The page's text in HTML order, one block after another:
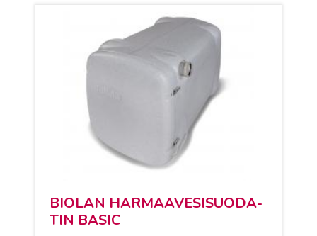
BIO­LAN HAR­MAA­VE­SI­SUO­DA­
TIN BA­SIC